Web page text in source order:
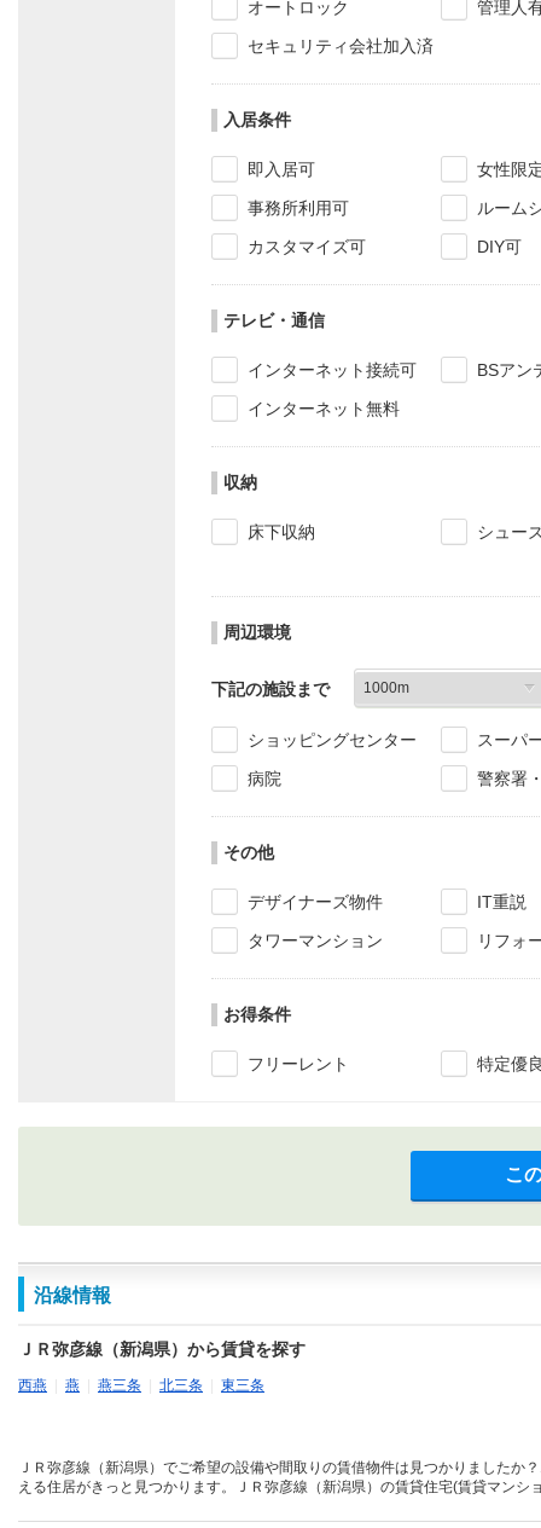
オートロック
管理人
セキュリティ会社加入済
入居条件
即入居可
女性限
事務所利用可
ルーム
カスタマイズ可
DIY可
テレビ・通信
インターネット接続可
BSアン
インターネット無料
収納
床下収納 シュー
周辺環境
下記の施設まで
ショッピングセンター
スーパ
病院
警察署
その他
デザイナーズ物件
IT重説
タワーマンション
リフォ
お得条件
フリーレント 特定優
こ
沿線情報
ＪＲ弥彦線（新潟県）から賃貸を探す
西燕 燕 燕三条 北三条 東三条
ＪＲ弥彦線（新潟県）でご希望の設備や間取りの賃借物件は見つかりました
える住居がきっと見つかります。ＪＲ弥彦線（新潟県）の賃貸住宅(賃貸マン